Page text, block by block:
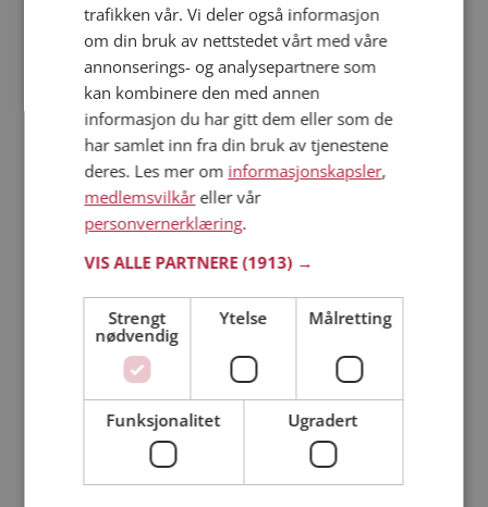
Hvis du søker dating i Sørreisa har du kommet til riktig sted.
På Møteplassen kan du bli medlem og søke blant tusenvis av
datinginteresserte single i Sørreisa
Läs mer
Trinn 1 - Bli medlem og lag en presentasjon
Trinn 2 - Slik fungerer våre søkefunksjoner
Sikker dating
Dating på mobilen
Dating på Møteplassen
Match Making på Møteplassen
Kvinner fra Sørreisa
trafikken vår. Vi deler også informasjon
om din bruk av nettstedet vårt med våre
annonserings- og analysepartnere som
kan kombinere den med annen
informasjon du har gitt dem eller som de
har samlet inn fra din bruk av tjenestene
deres. Les mer om informasjonskapsler,
medlemsvilkåreller vår
personvernerklæring.
VIS ALLE PARTNERE(1913) →
Strengt
nødvendig
Ytelse Målretting
Funksjonalitet Ugradert